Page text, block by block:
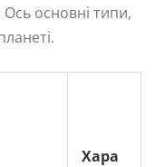
основні типи,
Хара